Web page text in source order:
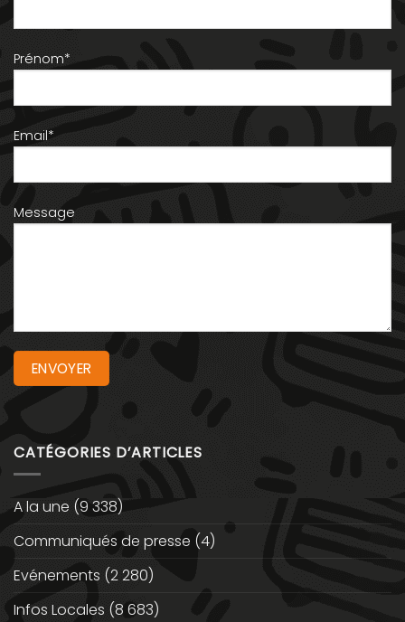
Prénom*
Email*
Message
CATÉGORIES D’ARTICLES
A la une (9 338)
Communiqués de presse (4)
Evénements (2 280)
Infos Locales (8 683)